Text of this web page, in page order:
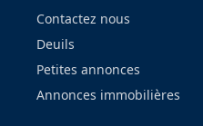
Contactez nous
Deuils
Petites annonces
Annonces immobilières